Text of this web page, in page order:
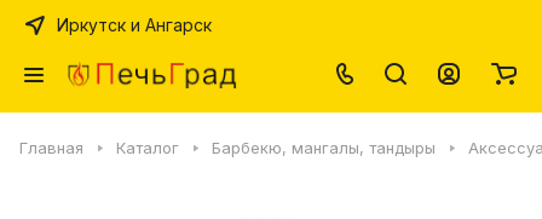
Иркутск и Ангарск
Главная Каталог Барбекю, мангалы, тандыры